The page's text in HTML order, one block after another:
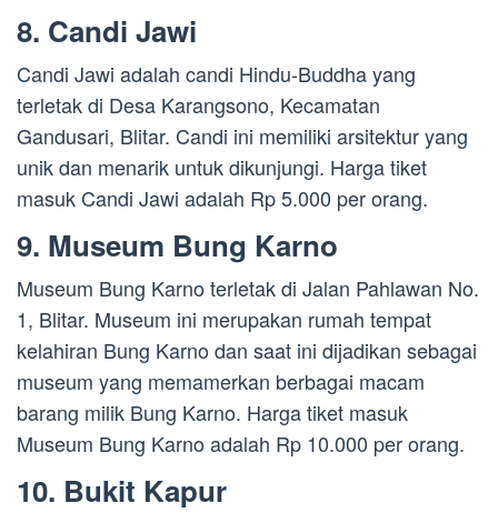
8. Candi Jawi
Candi Jawi adalah candi Hindu-Buddha yang
terletak di Desa Karangsono, Kecamatan
Gandusari, Blitar. Candi ini memiliki arsitektur yang
unik dan menarik untuk dikunjungi. Harga tiket
masuk Candi Jawi adalah Rp 5.000 per orang.
9. Museum Bung Karno
Museum Bung Karno terletak di Jalan Pahlawan No.
1, Blitar. Museum ini merupakan rumah tempat
kelahiran Bung Karno dan saat ini dijadikan sebagai
museum yang memamerkan berbagai macam
barang milik Bung Karno. Harga tiket masuk
Museum Bung Karno adalah Rp 10.000 per orang.
10. Bukit Kapur